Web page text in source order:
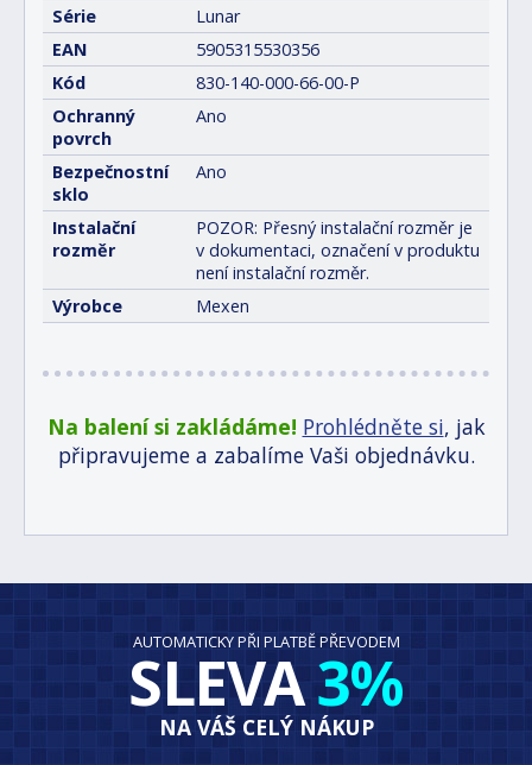
Série
Lunar
EAN
5905315530356
Kód
830-140-000-66-00-P
Ochranný
povrch
Ano
Bezpečnostní
sklo
Ano
Instalační
rozměr
POZOR: Přesný instalační rozměr je
v dokumentaci, označení v produktu
není instalační rozměr.
Výrobce
Mexen
Na balení si zakládáme! Prohlédněte si, jak
připravujeme a zabalíme Vaši objednávku.
AUTOMATICKY PŘI PLATBĚ PŘEVODEM
SLEVA3%
NA VÁŠ CELÝ NÁKUP